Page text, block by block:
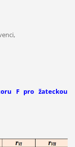
F pro žateckou